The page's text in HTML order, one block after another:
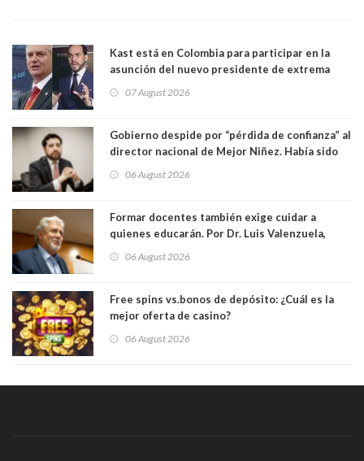
Kast está en Colombia para participar en la
asunción del nuevo presidente de extrema
07 August 2026
Gobierno despide por “pérdida de confianza” al
director nacional de Mejor Niñez. Había sido
06 August 2026
Formar docentes también exige cuidar a
quienes educarán. Por Dr. Luis Valenzuela,
Académicos U. Católica Silva Henríquez
06 August 2026
Free spins vs.bonos de depósito: ¿Cuál es la
mejor oferta de casino?
06 August 2026